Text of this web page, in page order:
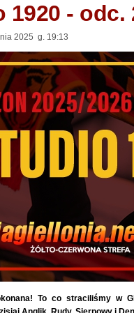
1920 - odc.
2025 g. 19:13
To co straciliśmy w